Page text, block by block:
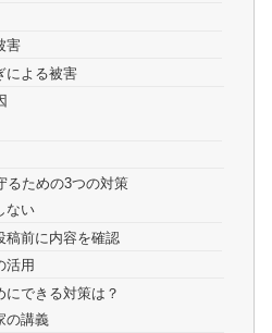
害
による被害
るための3つの対策
ない
稿前に内容を確認
活用
できる対策は？
の講義